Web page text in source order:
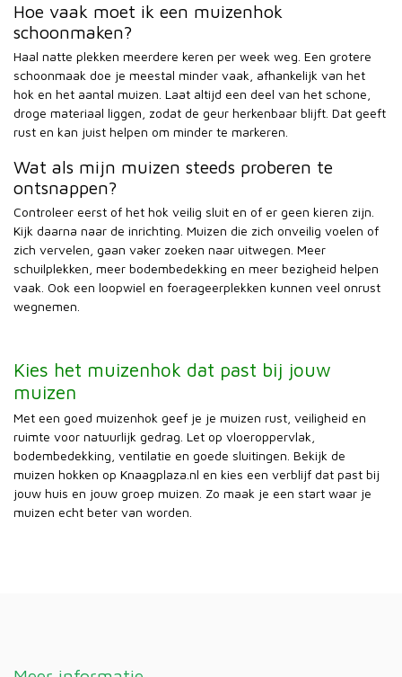
Hoe vaak moet ik een muizenhok
schoonmaken?
Haal natte plekken meerdere keren per week weg. Een grotere
schoonmaak doe je meestal minder vaak, afhankelijk van het
hok en het aantal muizen. Laat altijd een deel van het schone,
droge materiaal liggen, zodat de geur herkenbaar blijft. Dat geeft
rust en kan juist helpen om minder te markeren.
Wat als mijn muizen steeds proberen te
ontsnappen?
Controleer eerst of het hok veilig sluit en of er geen kieren zijn.
Kijk daarna naar de inrichting. Muizen die zich onveilig voelen of
zich vervelen, gaan vaker zoeken naar uitwegen. Meer
schuilplekken, meer bodembedekking en meer bezigheid helpen
vaak. Ook een loopwiel en foerageerplekken kunnen veel onrust
wegnemen.
Kies het muizenhok dat past bij jouw
muizen
Met een goed muizenhok geef je je muizen rust, veiligheid en
ruimte voor natuurlijk gedrag. Let op vloeroppervlak,
bodembedekking, ventilatie en goede sluitingen. Bekijk de
muizen hokken op Knaagplaza.nl en kies een verblijf dat past bij
jouw huis en jouw groep muizen. Zo maak je een start waar je
muizen echt beter van worden.